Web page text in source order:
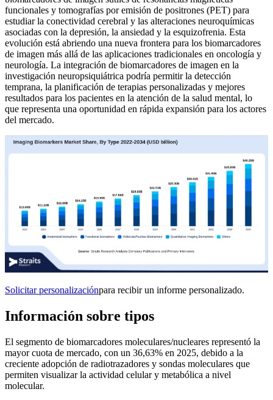
funcionales y tomografías por emisión de positrones (PET) para
estudiar la conectividad cerebral y las alteraciones neuroquímicas
asociadas con la depresión, la ansiedad y la esquizofrenia. Esta
evolución está abriendo una nueva frontera para los biomarcadores
de imagen más allá de las aplicaciones tradicionales en oncología y
neurología. La integración de biomarcadores de imagen en la
investigación neuropsiquiátrica podría permitir la detección
temprana, la planificación de terapias personalizadas y mejores
resultados para los pacientes en la atención de la salud mental, lo
que representa una oportunidad en rápida expansión para los actores
del mercado.
Solicitar personalizaciónpara recibir un informe personalizado.
Información sobre tipos
El segmento de biomarcadores moleculares/nucleares representó la
mayor cuota de mercado, con un 36,63% en 2025, debido a la
creciente adopción de radiotrazadores y sondas moleculares que
permiten visualizar la actividad celular y metabólica a nivel
molecular.